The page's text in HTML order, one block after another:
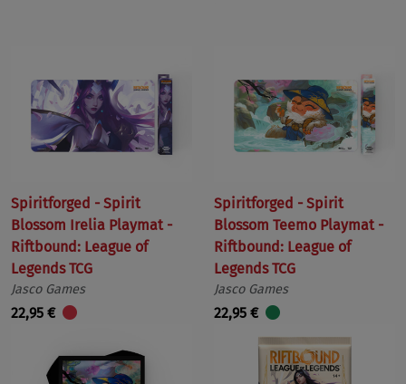
Spiritforged - Spirit
Blossom Irelia Playmat -
Riftbound: League of
Legends TCG
Jasco Games
22,95 €
Spiritforged - Spirit
Blossom Teemo Playmat -
Riftbound: League of
Legends TCG
Jasco Games
22,95 €